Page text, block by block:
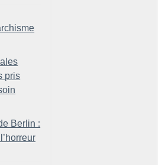
pris
Berlin :